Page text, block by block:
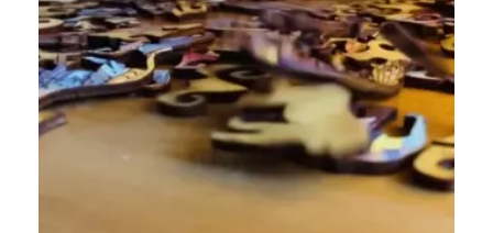
Εισάγετε το email σας για να λάβετε τώρα τον κωδικό
έκπτωσης 15%.